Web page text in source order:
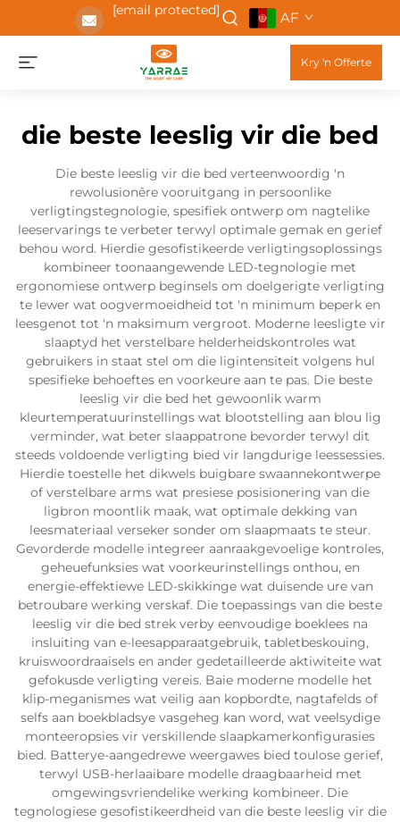
[email protected] AF
Kry 'n Offerte
die beste leeslig vir die bed
Die beste leeslig vir die bed verteenwoordig 'n
rewolusionêre vooruitgang in persoonlike
verligtingstegnologie, spesifiek ontwerp om nagtelike
leeservarings te verbeter terwyl optimale gemak en gerief
behou word. Hierdie gesofistikeerde verligtingsoplossings
kombineer toonaangewende LED-tegnologie met
ergonomiese ontwerp beginsels om doelgerigte verligting
te lewer wat oogvermoeidheid tot 'n minimum beperk en
leesgenot tot 'n maksimum vergroot. Moderne leesligte vir
slaaptyd het verstelbare helderheidskontroles wat
gebruikers in staat stel om die ligintensiteit volgens hul
spesifieke behoeftes en voorkeure aan te pas. Die beste
leeslig vir die bed het gewoonlik warm
kleurtemperatuurinstellings wat blootstelling aan blou lig
verminder, wat beter slaappatrone bevorder terwyl dit
steeds voldoende verligting bied vir langdurige leessessies.
Hierdie toestelle het dikwels buigbare swaannekontwerpe
of verstelbare arms wat presiese posisionering van die
ligbron moontlik maak, wat optimale dekking van
leesmateriaal verseker sonder om slaapmaats te steur.
Gevorderde modelle integreer aanraakgevoelige kontroles,
geheuefunksies wat voorkeurinstellings onthou, en
energie-effektiewe LED-skikkinge wat duisende ure van
betroubare werking verskaf. Die toepassings van die beste
leeslig vir die bed strek verby eenvoudige boeklees na
insluiting van e-leesapparaatgebruik, tabletbeskouing,
kruiswoordraaisels en ander gedetailleerde aktiwiteite wat
gefokusde verligting vereis. Baie moderne modelle het
klip-meganismes wat veilig aan kopbordte, nagtafelds of
selfs aan boekbladsye vasgeheg kan word, wat veelsydige
monteeropsies vir verskillende slaapkamerkonfigurasies
bied. Batterye-aangedrewe weergawes bied toulose gerief,
terwyl USB-herlaaibare modelle draagbaarheid met
omgewingsvriendelike werking kombineer. Die
tegnologiese gesofistikeerdheid van die beste leeslig vir die